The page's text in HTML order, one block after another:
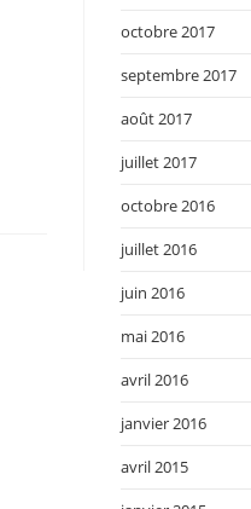
octobre 2017
septembre 2017
août 2017
juillet 2017
octobre 2016
juillet 2016
juin 2016
mai 2016
avril 2016
janvier 2016
avril 2015